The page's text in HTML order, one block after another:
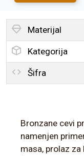
Materijal
Kategorija
Šifra
Bronzane cevi
namenjen
masa, prolaz